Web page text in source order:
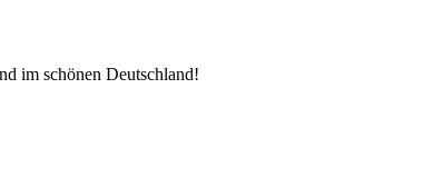
im schönen Deutschland!